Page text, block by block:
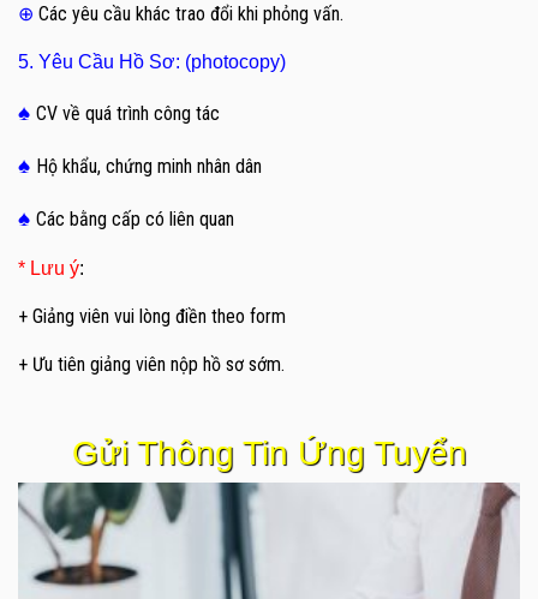
⊕ Các yêu cầu khác trao đổi khi phỏng vấn.
5. Yêu Cầu Hồ Sơ: (photocopy)
♠ CV về quá trình công tác
♠ Hộ khẩu, chứng minh nhân dân
♠ Các bằng cấp có liên quan
* Lưu ý:
+ Giảng viên vui lòng điền theo form
+ Ưu tiên giảng viên nộp hồ sơ sớm.
Gửi Thông Tin Ứng Tuyển